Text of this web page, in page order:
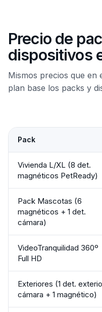
Precio de
dispositivos
Mismos precios que en
plan base los packs y
Pack
Vivienda L/XL (8 det.
magnéticos PetReady)
Pack Mascotas (6
magnéticos + 1 det.
cámara)
VideoTranquilidad 360º
Full HD
Exteriores (1 det.
cámara + 1 magnético)